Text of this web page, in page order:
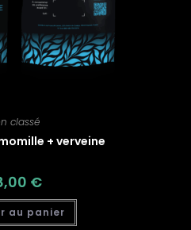
classé
+ verveine
€
au panier